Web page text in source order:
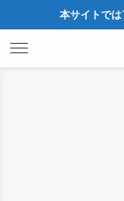
本サイトで